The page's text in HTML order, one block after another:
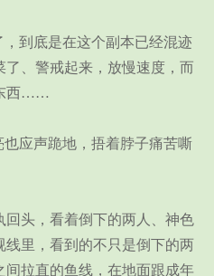
到底是在这个副本已经混迹
、警戒起来，放慢速度，而
西……
应声跪地，捂着脖子痛苦嘶
头，看着倒下的两人、神色
里，看到的不只是倒下的两
间拉直的鱼线，在地面跟成年